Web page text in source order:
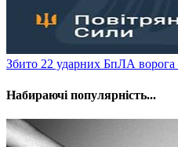
​Збито 22 ударних БпЛА ворога
Набираючі популярність...